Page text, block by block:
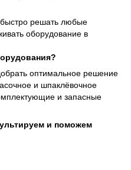
решать любые
оборудование в
оптимальное решение
и шпаклёвочное
и запасные
и поможем